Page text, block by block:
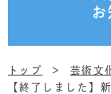
お
トップ 芸術文
【終了しました】